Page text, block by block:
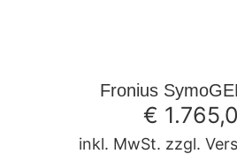
Fronius
€
inkl. MwSt. zzgl.